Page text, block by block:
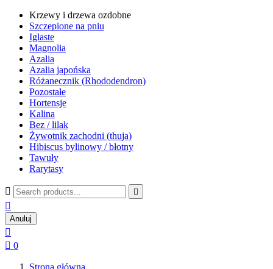
Krzewy i drzewa ozdobne
Szczepione na pniu
Iglaste
Magnolia
Azalia
Azalia japońska
Różanecznik (Rhododendron)
Pozostałe
Hortensje
Kalina
Bez / lilak
Żywotnik zachodni (thuja)
Hibiscus bylinowy / błotny
Tawuły
Rarytasy
 

Anuluj

 0
Strona główna